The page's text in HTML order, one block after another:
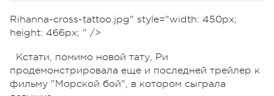
Rihanna-cross-tattoo.jpg" style="width: 450px;
height: 466px; " />
Кстати, помимо новой тату, Ри
продемонстрировала еще и последней трейлер к
фильму "Морской бой", в котором сыграла